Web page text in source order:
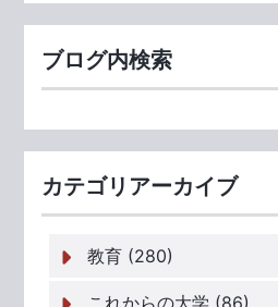
ブログ内検索
カテゴリアーカイブ
教育 (280)
これからの大学 (86)